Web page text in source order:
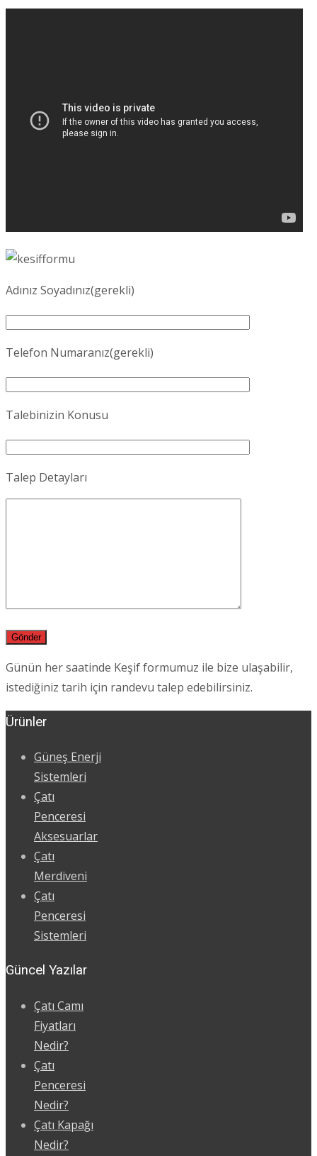
Adınız Soyadınız(gerekli)
Telefon Numaranız(gerekli)
Talebinizin Konusu
Talep Detayları
Günün her saatinde Keşif formumuz ile bize ulaşabilir,
istediğiniz tarih için randevu talep edebilirsiniz.
Ürünler
Güneş Enerji
Sistemleri
Çatı
Penceresi
Aksesuarlar
Çatı
Merdiveni
Çatı
Penceresi
Sistemleri
Güncel Yazılar
Çatı Camı
Fiyatları
Nedir?
Çatı
Penceresi
Nedir?
Çatı Kapağı
Nedir?